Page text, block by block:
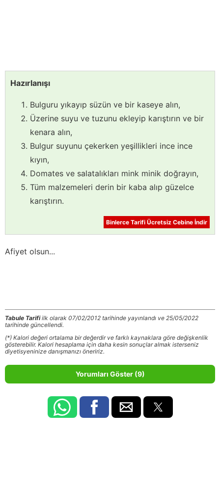
Hazırlanışı
Bulguru yıkayıp süzün ve bir kaseye alın,
Üzerine suyu ve tuzunu ekleyip karıştırın ve bir
kenara alın,
Bulgur suyunu çekerken yeşillikleri ince ince
kıyın,
Domates ve salatalıkları mink minik doğrayın,
Tüm malzemeleri derin bir kaba alıp güzelce
karıştırın.
Binlerce Tarifi Ücretsiz Cebine İndir
Afiyet olsun...
Tabule Tarifiilk olarak 07/02/2012 tarihinde yayınlandı ve 25/05/2022
tarihinde güncellendi.
(*) Kalori değeri ortalama bir değerdir ve farklı kaynaklara göre değişkenlik
gösterebilir. Kalori hesaplama için daha kesin sonuçlar almak isterseniz
diyetisyeninize danışmanızı öneririz.
Yorumları Göster (9)